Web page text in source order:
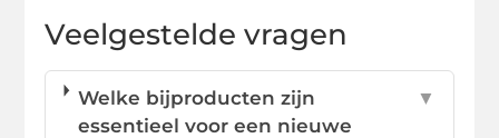
Veelgestelde vragen
Welke bijproducten zijn
essentieel voor een nieuwe
▼